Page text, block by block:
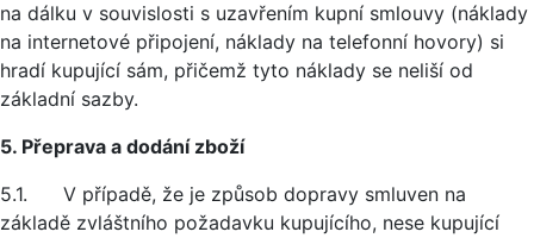
na dálku v souvislosti s uzavřením kupní smlouvy (náklady
na internetové připojení, náklady na telefonní hovory) si
hradí kupující sám, přičemž tyto náklady se neliší od
základní sazby.
5. Přeprava a dodání zboží
5.1. V případě, že je způsob dopravy smluven na
základě zvláštního požadavku kupujícího, nese kupující